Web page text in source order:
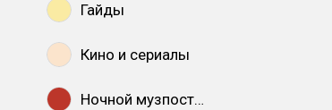
Гайды
Кино и сериалы
Ночной музпостинг